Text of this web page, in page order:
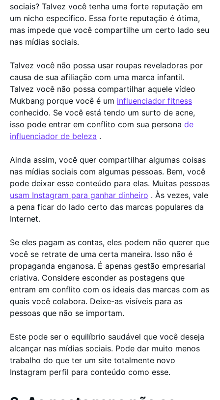
sociais? Talvez você tenha uma forte reputação em
um nicho específico. Essa forte reputação é ótima,
mas impede que você compartilhe um certo lado seu
nas mídias sociais.
Talvez você não possa usar roupas reveladoras por
causa de sua afiliação com uma marca infantil.
Talvez você não possa compartilhar aquele vídeo
Mukbang porque você é um influenciador fitness
conhecido. Se você está tendo um surto de acne,
isso pode entrar em conflito com sua persona de
influenciador de beleza .
Ainda assim, você quer compartilhar algumas coisas
nas mídias sociais com algumas pessoas. Bem, você
pode deixar esse conteúdo para elas. Muitas pessoas
usam Instagram para ganhar dinheiro . Às vezes, vale
a pena ficar do lado certo das marcas populares da
Internet.
Se eles pagam as contas, eles podem não querer que
você se retrate de uma certa maneira. Isso não é
propaganda enganosa. É apenas gestão empresarial
criativa. Considere esconder as postagens que
entram em conflito com os ideais das marcas com as
quais você colabora. Deixe-as visíveis para as
pessoas que não se importam.
Este pode ser o equilíbrio saudável que você deseja
alcançar nas mídias sociais. Pode dar muito menos
trabalho do que ter um site totalmente novo
Instagram perfil para conteúdo como esse.